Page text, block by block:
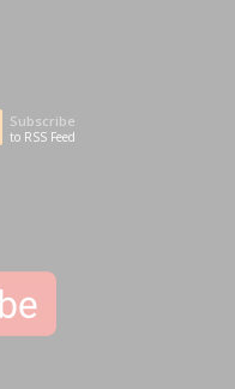
Subscribe
to RSS Feed